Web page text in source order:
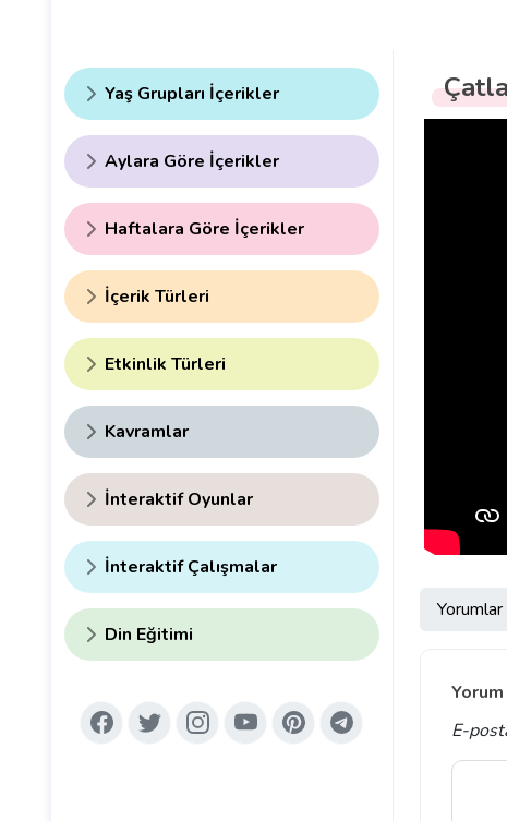
Yaş Grupları İçerikler
Aylara Göre İçerikler
Haftalara Göre İçerikler
İçerik Türleri
Etkinlik Türleri
Kavramlar
İnteraktif Oyunlar
İnteraktif Çalışmalar
Din Eğitimi
Yorumlar
E-